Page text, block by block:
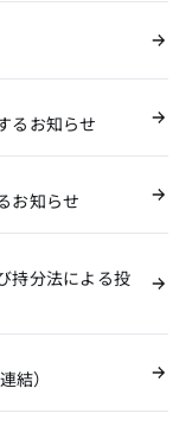
るお知らせ
お知らせ
持分法による投
結）